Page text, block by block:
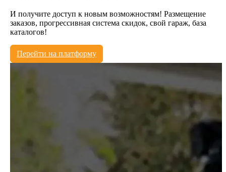
И получите доступ к новым возможностям! Размещение
заказов, прогрессивная система скидок, свой гараж, база
каталогов!
Перейти на платформу